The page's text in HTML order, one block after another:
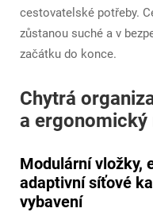
cestovatelské potřeby.
zůstanou suché a v
začátku do konce.
Chytrá
a ergonomický
Modulární vložky,
adaptivní síťové
vybavení